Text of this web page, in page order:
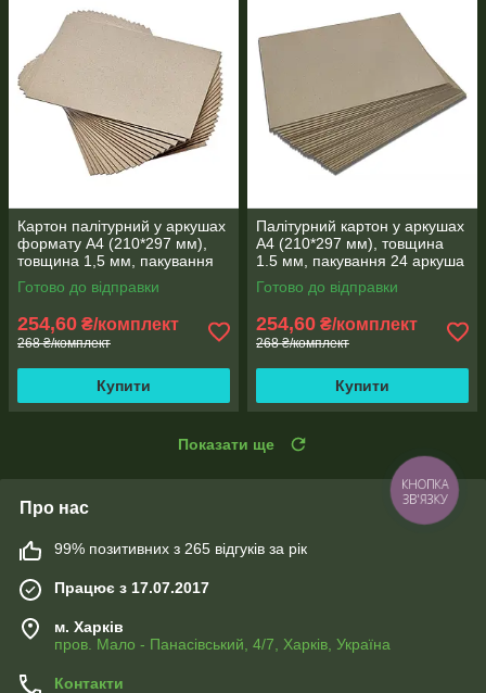
Картон палітурний у аркушах
формату А4 (210*297 мм),
товщина 1,5 мм, пакування
24 аркуша
Готово до відправки
254,60 ₴/комплект
268 ₴/комплект
Купити
Палітурний картон у аркушах
А4 (210*297 мм), товщина
1.5 мм, пакування 24 аркуша
Готово до відправки
254,60 ₴/комплект
268 ₴/комплект
Купити
Показати ще
Про нас
99% позитивних з 265 відгуків за рік
Працює з 17.07.2017
м. Харків
пров. Мало - Панасівський, 4/7, Харків, Україна
Контакти
КНОПКА
ЗВ'ЯЗКУ